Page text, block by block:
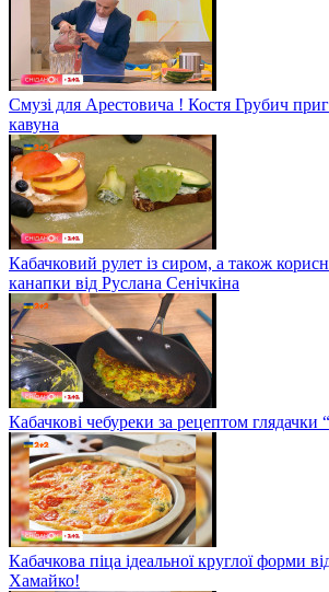
Смузі для Арестовича ! Костя Грубич
кавуна
Кабачковий рулет із сиром, а також
канапки від Руслана Сенічкіна
Кабачкові чебуреки за рецептом глядачки
Кабачкова піца ідеальної круглої форми
Хамайко!